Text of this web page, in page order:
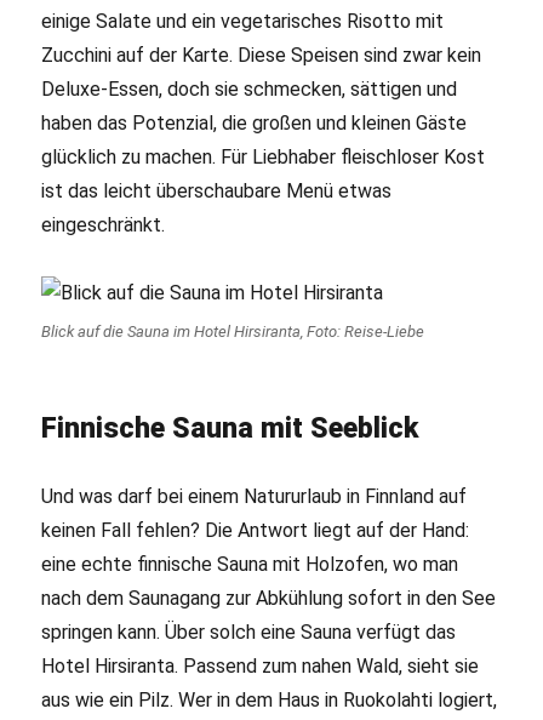
einige Salate und ein vegetarisches Risotto mit
Zucchini auf der Karte. Diese Speisen sind zwar kein
Deluxe-Essen, doch sie schmecken, sättigen und
haben das Potenzial, die großen und kleinen Gäste
glücklich zu machen. Für Liebhaber fleischloser Kost
ist das leicht überschaubare Menü etwas
eingeschränkt.
Blick auf die Sauna im Hotel Hirsiranta, Foto: Reise-Liebe
Finnische Sauna mit Seeblick
Und was darf bei einem Natururlaub in Finnland auf
keinen Fall fehlen? Die Antwort liegt auf der Hand:
eine echte finnische Sauna mit Holzofen, wo man
nach dem Saunagang zur Abkühlung sofort in den See
springen kann. Über solch eine Sauna verfügt das
Hotel Hirsiranta. Passend zum nahen Wald, sieht sie
aus wie ein Pilz. Wer in dem Haus in Ruokolahti logiert,